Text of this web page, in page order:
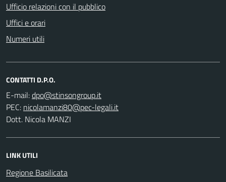
Ufficio relazioni con il pubblico
Uffici e orari
Numeri utili
CONTATTI D.P.O.
E-mail:
PEC:
Dott. Nicola MANZI
LINK UTILI
Regione Basilicata